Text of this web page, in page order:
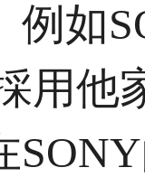
例如
用他